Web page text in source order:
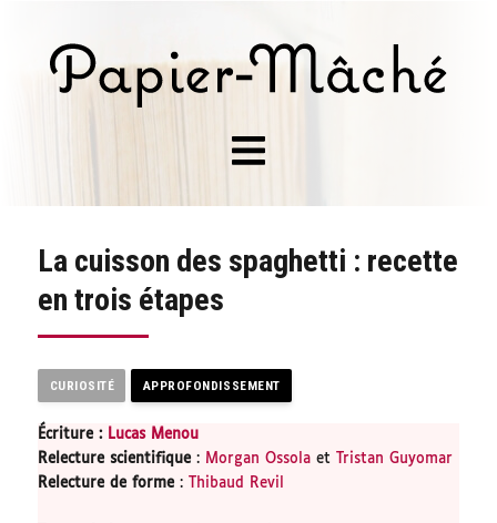
La cuisson des spaghetti : recette
en trois étapes
CURIOSITÉ APPROFONDISSEMENT
Écriture : Lucas Menou
Relecture scientifique: Morgan Ossola et
Tristan Guyomar
Relecture de forme: Thibaud Revil